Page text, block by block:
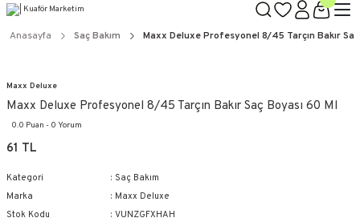
KAPIDA ÖDEME SEÇENEĞİ
Anasayfa Saç Bakım Maxx Deluxe Profesyonel 8/45 Tarçın Bakır
Maxx Deluxe
Maxx Deluxe Profesyonel 8/45 Tarçın Bakır Saç Boyası 60 Ml
0.0 Puan - 0 Yorum
61 TL
Kategori
Saç Bakım
Marka
Maxx Deluxe
Stok Kodu
VUNZGFXHAH